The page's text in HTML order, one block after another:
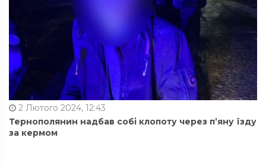
2 Лютого 2024, 12:43
Тернополянин надбав собі клопоту через п’яну їзду
за кермом